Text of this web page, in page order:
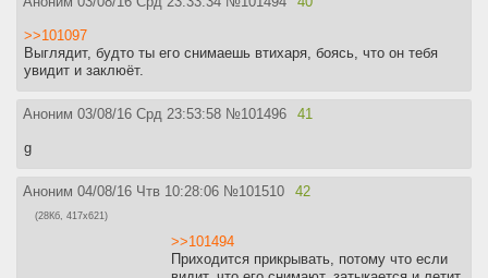
>>101097
Выглядит, будто ты его снимаешь втихаря, боясь, что он тебя
увидит и заклюёт.
Аноним 03/08/16 Срд 23:53:58 №101496 41
g
Аноним 04/08/16 Чтв 10:28:06 №101510 42
(28Кб, 417x621)
>>101494
Приходится прикрывать, потому что если